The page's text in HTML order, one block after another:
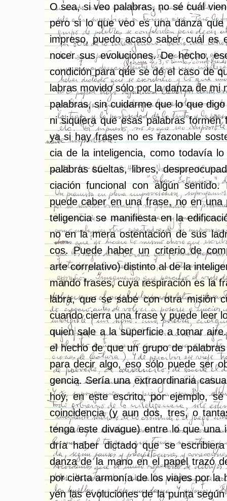
O sea, si veo pa­la­bras, no sé cuál
pero si lo que veo es una danza que
im­pre­so, puedo acaso saber cuál es
no­cer sus evo­lu­cio­nes. De hecho,
con­di­ción para que se dé el caso de
la­bras mo­vi­do sólo por la danza de mi
pa­la­bras, sin cui­dar­me que lo que
ni si­quie­ra que esas pa­la­bras for­men
ya si hay fra­ses no es ra­zo­na­ble
cia de la in­te­li­gen­cia, como to­da­vía
pa­la­bras suel­tas, li­bres,
cia­ción fun­cio­nal con algún sen­ti­do.
puede caber en una frase, no en
te­li­gen­cia se ma­ni­fies­ta en la
no en la mera os­ten­ta­ción de sus
cos. Puede haber un cri­te­rio de
arte co­rre­la­ti­vo) dis­tin­to al de la
man­do fra­ses, cuya res­pi­ra­ción es la
la­bra, que se sabe con otra mi­sión
cuan­do cie­rra una frase y puede leer
quien sale a la su­per­fi­cie a tomar
el hecho de que un grupo de
para decir algo, eso sólo puede ser
gen­cia. Sería una ex­tra­or­di­na­ria
hoy, en este es­cri­to, por ejem­plo, se
coin­ci­den­cia (y aun dos, tres, o
tenga este di­va­gue) entre lo que una
dría haber dic­ta­do que se
danza de la mano en el papel trazó
por cier­ta ar­mo­nía de los via­jes por la
yen las evo­lu­cio­nes de la punta